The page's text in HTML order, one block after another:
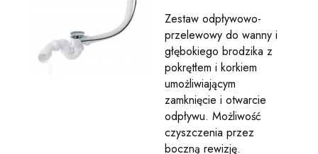
Zestaw odpływowo-
przelewowy do wanny i
głębokiego brodzika z
pokrętłem i korkiem
umożliwiającym
zamknięcie i otwarcie
odpływu. Możliwość
czyszczenia przez
boczną rewizję.